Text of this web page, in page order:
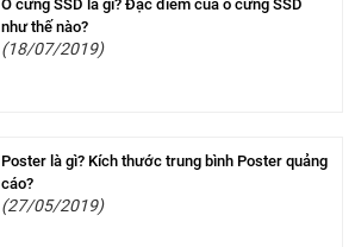
Ổ cứng SSD là gì? Đặc điểm của ổ cứng SSD
như thế nào?
(18/07/2019)
Poster là gì? Kích thước trung bình Poster quảng
cáo?
(27/05/2019)